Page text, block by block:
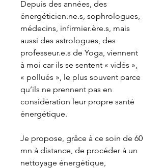
Depuis des années, des
énergéticien.ne.s, sophrologues,
médecins, infirmier.ère.s, mais
aussi des astrologues, des
professeur.e.s de Yoga, viennent
à moi car ils se sentent « vidés »,
« pollués », le plus souvent parce
qu’ils ne prennent pas en
considération leur propre santé
énergétique.
Je propose, grâce à ce soin de 60
mn à distance, de procéder à un
nettoyage énergétique,